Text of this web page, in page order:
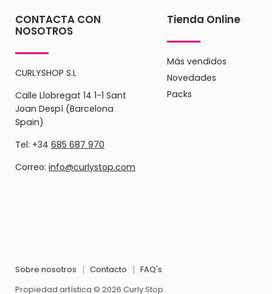
CONTACTA CON
NOSOTROS
CURLYSHOP S.L
Calle Llobregat 14 1-1 Sant
Joan Despí (Barcelona
Spain)
Tel: +34 685 687 970
Correo: info@curlystop.com
Tienda Online
Más vendidos
Novedades
Packs
Sobre nosotros Contacto
FAQ's
Propiedad artística © 2026 Curly Stop.